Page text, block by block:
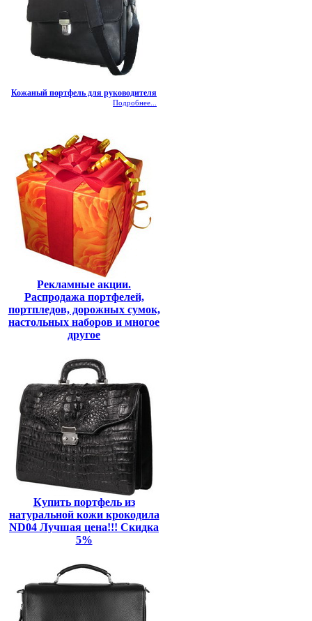
Кожаный портфель для руководителя
Подробнее...
Рекламные акции.
Распродажа портфелей,
портпледов, дорожных сумок,
настольных наборов и многое
другое
Купить портфель из
натуральной кожи крокодила
ND04 Лучшая цена!!! Скидка
5%